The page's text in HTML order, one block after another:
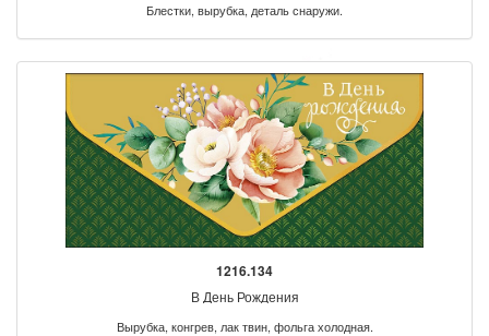
Блестки, вырубка, деталь снаружи.
1216.134
В День Рождения
Вырубка, конгрев, лак твин, фольга холодная.